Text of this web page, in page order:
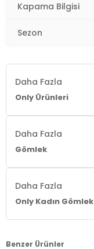
Kapama Bilgisi
Sezon
Daha Fazla
Only Ürünleri
Daha Fazla
Gömlek
Daha Fazla
Only Kadın Gömlek
Benzer Ürünler